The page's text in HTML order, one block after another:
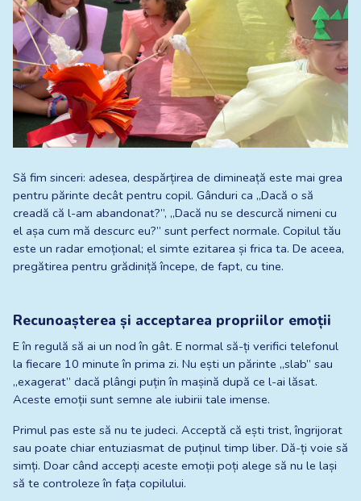
Să fim sinceri: adesea, despărțirea de dimineață este mai grea
pentru părinte decât pentru copil. Gânduri ca „Dacă o să
creadă că l-am abandonat?”, „Dacă nu se descurcă nimeni cu
el așa cum mă descurc eu?” sunt perfect normale. Copilul tău
este un radar emoțional; el simte ezitarea și frica ta. De aceea,
pregătirea pentru grădiniță începe, de fapt, cu tine.
Recunoașterea și acceptarea propriilor emoții
E în regulă să ai un nod în gât. E normal să-ți verifici telefonul
la fiecare 10 minute în prima zi. Nu ești un părinte „slab” sau
„exagerat” dacă plângi puțin în mașină după ce l-ai lăsat.
Aceste emoții sunt semne ale iubirii tale imense.
Primul pas este să nu te judeci. Acceptă că ești trist, îngrijorat
sau poate chiar entuziasmat de puținul timp liber. Dă-ți voie să
simți. Doar când accepți aceste emoții poți alege să nu le lași
să te controleze în fața copilului.